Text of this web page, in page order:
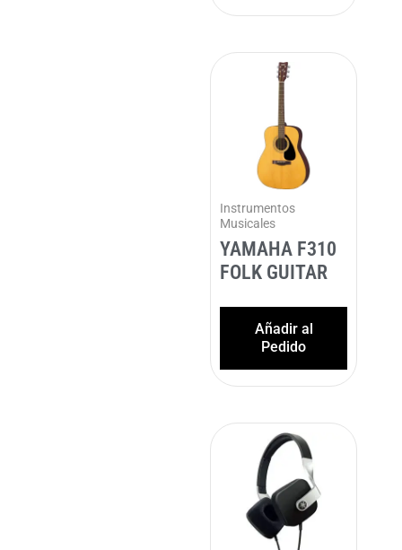
Instrumentos
Musicales
YAMAHA F310
FOLK GUITAR
Añadir al
Pedido